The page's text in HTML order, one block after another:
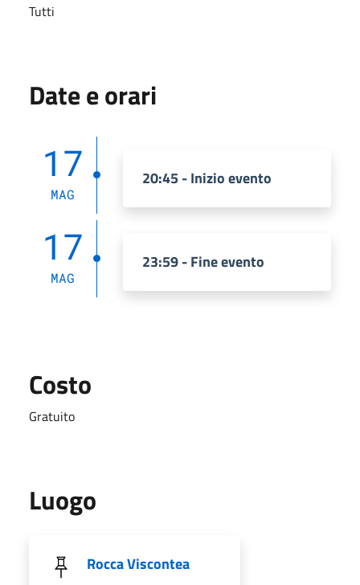
Tutti
Date e orari
17
MAG
20:45 - Inizio evento
17
MAG
23:59 - Fine evento
Costo
Gratuito
Luogo
Rocca Viscontea